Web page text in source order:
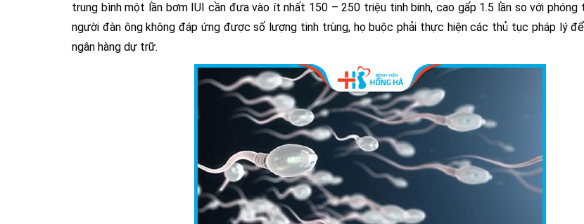
trung bình một lần bơm IUI cần đưa vào ít nhất 150 – 250 triệu tinh binh, cao gấp 1.5 lần so với phóng
người đàn ông không đáp ứng được số lượng tinh trùng, họ buộc phải thực hiện các thủ tục pháp lý
ngân hàng dự trữ.